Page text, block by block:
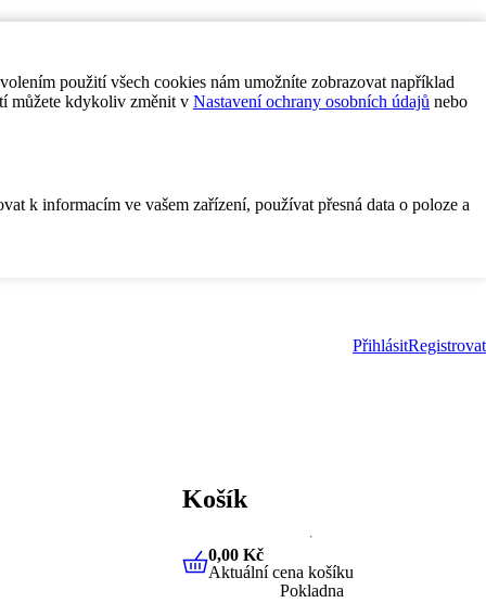
použití všech cookies nám umožníte zobrazovat například
můžete kdykoliv změnit v Nastavení ochrany osobních údajů nebo
k informacím ve vašem zařízení, používat přesná data o poloze a
PřihlásitRegistrovat
Košík
0,00 KčAktuální cena košíku
0,00 Kč
Aktuální cena košíku
Pokladna